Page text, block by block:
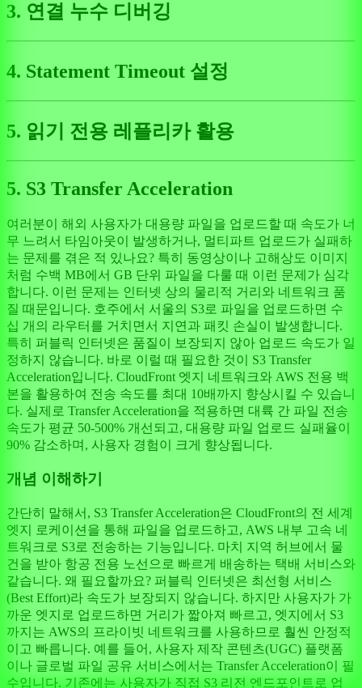
3. 연결 누수 디버깅
4. Statement Timeout 설정
5. 읽기 전용 레플리카 활용
5. S3 Transfer Acceleration
여러분이 해외 사용자가 대용량 파일을 업로드할 때 속도가 너
무 느려서 타임아웃이 발생하거나, 멀티파트 업로드가 실패하
는 문제를 겪은 적 있나요? 특히 동영상이나 고해상도 이미지
처럼 수백 MB에서 GB 단위 파일을 다룰 때 이런 문제가 심각
합니다. 이런 문제는 인터넷 상의 물리적 거리와 네트워크 품
질 때문입니다. 호주에서 서울의 S3로 파일을 업로드하면 수
십 개의 라우터를 거치면서 지연과 패킷 손실이 발생합니다.
특히 퍼블릭 인터넷은 품질이 보장되지 않아 업로드 속도가 일
정하지 않습니다. 바로 이럴 때 필요한 것이 S3 Transfer
Acceleration입니다. CloudFront 엣지 네트워크와 AWS 전용 백
본을 활용하여 전송 속도를 최대 10배까지 향상시킬 수 있습니
다. 실제로 Transfer Acceleration을 적용하면 대륙 간 파일 전송
속도가 평균 50-500% 개선되고, 대용량 파일 업로드 실패율이
90% 감소하며, 사용자 경험이 크게 향상됩니다.
개념 이해하기
간단히 말해서, S3 Transfer Acceleration은 CloudFront의 전 세계
엣지 로케이션을 통해 파일을 업로드하고, AWS 내부 고속 네
트워크로 S3로 전송하는 기능입니다. 마치 지역 허브에서 물
건을 받아 항공 전용 노선으로 빠르게 배송하는 택배 서비스와
같습니다. 왜 필요할까요? 퍼블릭 인터넷은 최선형 서비스
(Best Effort)라 속도가 보장되지 않습니다. 하지만 사용자가 가
까운 엣지로 업로드하면 거리가 짧아져 빠르고, 엣지에서 S3
까지는 AWS의 프라이빗 네트워크를 사용하므로 훨씬 안정적
이고 빠릅니다. 예를 들어, 사용자 제작 콘텐츠(UGC) 플랫폼
이나 글로벌 파일 공유 서비스에서는 Transfer Acceleration이 필
수입니다. 기존에는 사용자가 직접 S3 리전 엔드포인트로 업